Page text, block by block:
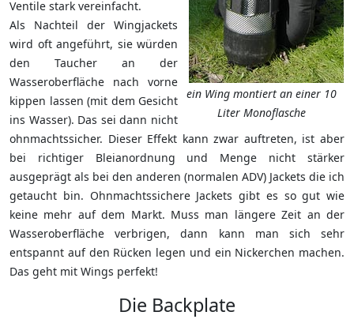
ein Wing montiert an einer 10
Liter Monoflasche
Ventile stark vereinfacht.
Als Nachteil der Wingjackets
wird oft angeführt, sie würden
den Taucher an der
Wasseroberfläche nach vorne
kippen lassen (mit dem Gesicht
ins Wasser). Das sei dann nicht
ohnmachtssicher. Dieser Effekt kann zwar auftreten, ist aber
bei richtiger Bleianordnung und Menge nicht stärker
ausgeprägt als bei den anderen (normalen ADV) Jackets die ich
getaucht bin. Ohnmachtssichere Jackets gibt es so gut wie
keine mehr auf dem Markt. Muss man längere Zeit an der
Wasseroberfläche verbrigen, dann kann man sich sehr
entspannt auf den Rücken legen und ein Nickerchen machen.
Das geht mit Wings perfekt!
Die Backplate